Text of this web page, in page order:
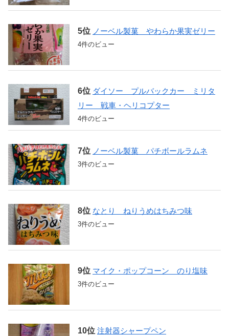
ノーベル製菓 やわらか果実ゼリー
4件のビュー
ダイソー プルバックカー ミリタ
リー 戦車・ヘリコプター
4件のビュー
ノーベル製菓 パチボールラムネ
3件のビュー
なとり ねりうめはちみつ味
3件のビュー
マイク・ポップコーン のり塩味
3件のビュー
注射器シャープペン